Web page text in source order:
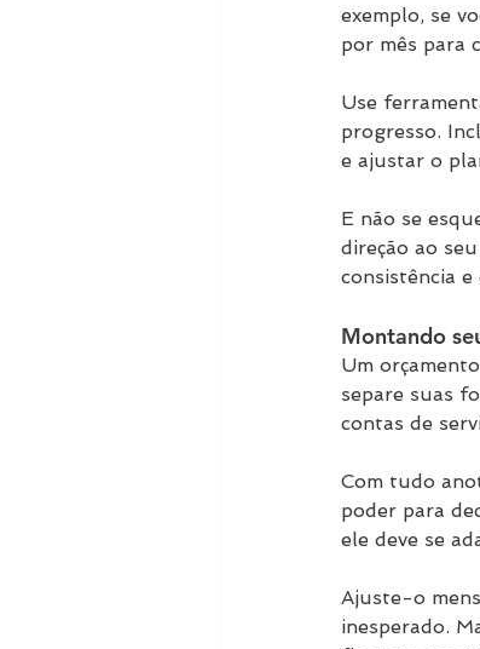
exemplo, se
por mês para
Use
progresso.
e ajustar o
E não se
direção ao
consistência
Montando
Um
separe suas
contas de
Com tudo
poder para
ele deve se
Ajuste-o
inesperado.